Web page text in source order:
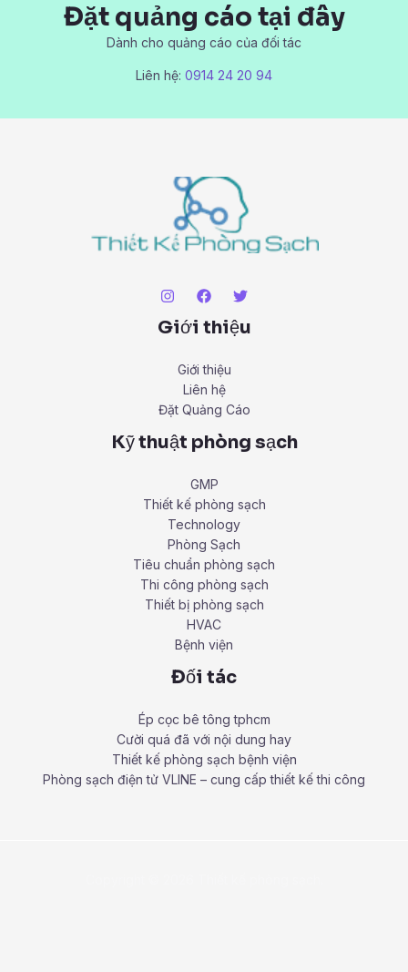
Đặt quảng cáo tại đây
Dành cho quảng cáo của đối tác
Liên hệ: 0914 24 20 94
Giới thiệu
Giới thiệu
Liên hệ
Đặt Quảng Cáo
Kỹ thuật phòng sạch
GMP
Thiết kế phòng sạch
Technology
Phòng Sạch
Tiêu chuẩn phòng sạch
Thi công phòng sạch
Thiết bị phòng sạch
HVAC
Bệnh viện
Đối tác
Ép cọc bê tông tphcm
Cười quá đã với nội dung hay
Thiết kế phòng sạch bệnh viện
Phòng sạch điện tử VLINE – cung cấp thiết kế thi công